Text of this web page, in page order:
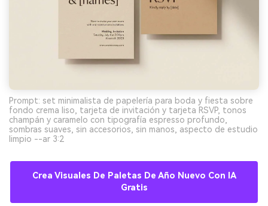
Prompt: set minimalista de papelería para boda y fiesta sobre
fondo crema liso, tarjeta de invitación y tarjeta RSVP, tonos
champán y caramelo con tipografía espresso profundo,
sombras suaves, sin accesorios, sin manos, aspecto de estudio
limpio --ar 3:2
Crea Visuales De Paletas De Año Nuevo Con IA
Gratis